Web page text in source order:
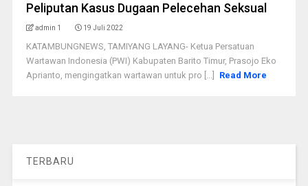
Peliputan Kasus Dugaan Pelecehan Seksual
admin 1 19 Juli 2022
KATAMBUNGNEWS, TAMIYANG LAYANG- Ketua Persatuan
Wartawan Indonesia (PWI) Kabupaten Barito Timur, Prasojo Eko
Aprianto, mengingatkan wartawan untuk pro [...]
Read More
TERBARU